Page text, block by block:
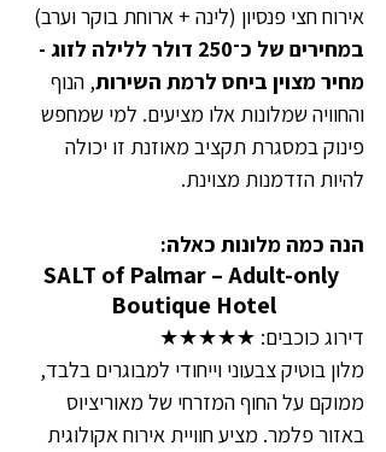
אירוח חצי פנסיון (לינה + ארוחת בוקר וערב)
במחירים של כ־250 דולר ללילה לזוג -
מחיר מצוין ביחס לרמת השירות, הנוף
והחוויה שמלונות אלו מציעים. למי שמחפש
פינוק במסגרת תקציב מאוזנת זו יכולה
להיות הזדמנות מצוינת.
הנה כמה מלונות כאלה:
SALT of Palmar – Adult-only
Boutique Hotel
דירוג כוכבים: ★★★★★
מלון בוטיק צבעוני וייחודי למבוגרים בלבד,
ממוקם על החוף המזרחי של מאוריציוס
באזור פלמר. מציע חוויית אירוח אקולוגית